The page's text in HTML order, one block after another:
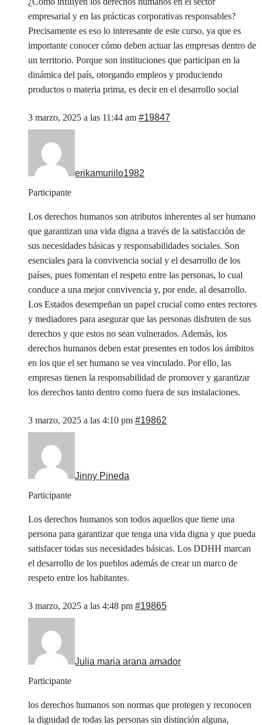
empresarial y en las prácticas corporativas responsables?
Precisamente es eso lo interesante de este curso, ya que es
importante conocer cómo deben actuar las empresas dentro de
un territorio. Porque son instituciones que participan en la
dinámica del país, otorgando empleos y produciendo
productos o materia prima, es decir en el desarrollo social
3 marzo, 2025 a las 11:44 am #19847
erikamuriilo1982
Participante
Los derechos humanos son atributos inherentes al ser humano
que garantizan una vida digna a través de la satisfacción de
sus necesidades básicas y responsabilidades sociales. Son
esenciales para la convivencia social y el desarrollo de los
países, pues fomentan el respeto entre las personas, lo cual
conduce a una mejor convivencia y, por ende, al desarrollo.
Los Estados desempeñan un papel crucial como entes rectores
y mediadores para asegurar que las personas disfruten de sus
derechos y que estos no sean vulnerados. Además, los
derechos humanos deben estar presentes en todos los ámbitos
en los que el ser humano se vea vinculado. Por ello, las
empresas tienen la responsabilidad de promover y garantizar
los derechos tanto dentro como fuera de sus instalaciones.
3 marzo, 2025 a las 4:10 pm #19862
Jinny Pineda
Participante
Los derechos humanos son todos aquellos que tiene una
persona para garantizar que tenga una vida digna y que pueda
satisfacer todas sus necesidades básicas. Los DDHH marcan
el desarrollo de los pueblos además de crear un marco de
respeto entre los habitantes.
3 marzo, 2025 a las 4:48 pm #19865
Julia maria arana amador
Participante
los derechos humanos son normas que protegen y reconocen
la dignidad de todas las personas sin distinción alguna,